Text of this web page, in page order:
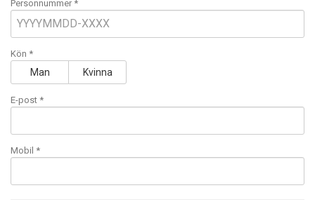
Personnummer *
Kön *
Man Kvinna
E-post *
Mobil *